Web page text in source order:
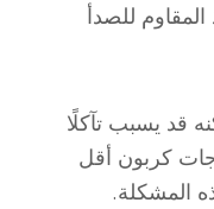
للصدأ
قد يسبب تآكلًا
كربون أقل